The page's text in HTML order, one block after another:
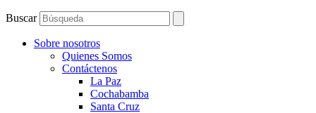
Buscar
Sobre nosotros
Quienes Somos
Contáctenos
La Paz
Cochabamba
Santa Cruz